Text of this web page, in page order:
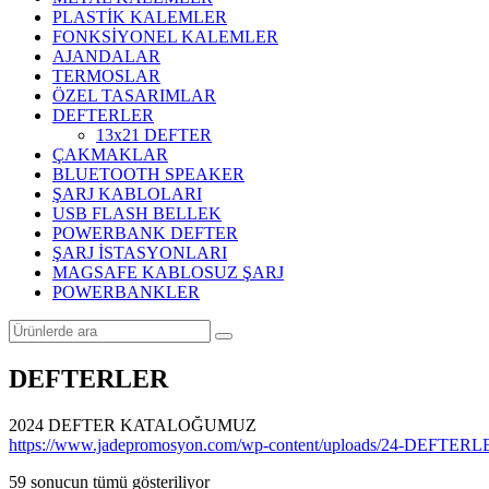
PLASTİK KALEMLER
FONKSİYONEL KALEMLER
AJANDALAR
TERMOSLAR
ÖZEL TASARIMLAR
DEFTERLER
13x21 DEFTER
ÇAKMAKLAR
BLUETOOTH SPEAKER
ŞARJ KABLOLARI
USB FLASH BELLEK
POWERBANK DEFTER
ŞARJ İSTASYONLARI
MAGSAFE KABLOSUZ ŞARJ
POWERBANKLER
DEFTERLER
2024 DEFTER KATALOĞUMUZ
https://www.jadepromosyon.com/wp-content/uploads/24-
59 sonucun tümü gösteriliyorPopülerliğe